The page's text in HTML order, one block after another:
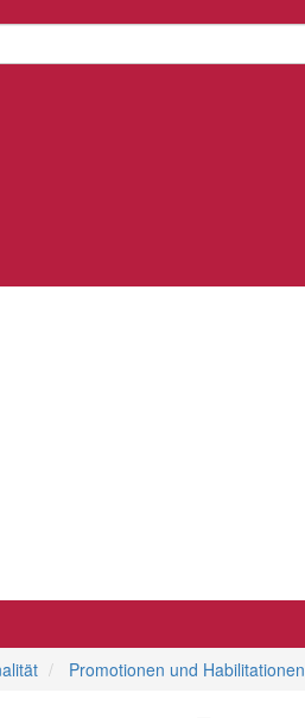
Promotionen und Habilitationen